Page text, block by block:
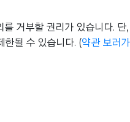
를 거부할 권리가 있습니다. 단,
한될 수 있습니다. (약관 보러가